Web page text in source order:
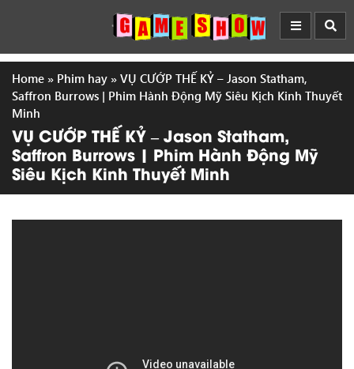
Home » Phim hay » VỤ CƯỚP THẾ KỶ – Jason Statham,
Saffron Burrows | Phim Hành Động Mỹ Siêu Kịch Kinh Thuyết
Minh
VỤ CƯỚP THẾ KỶ – Jason Statham,
Saffron Burrows | Phim Hành Động Mỹ
Siêu Kịch Kinh Thuyết Minh